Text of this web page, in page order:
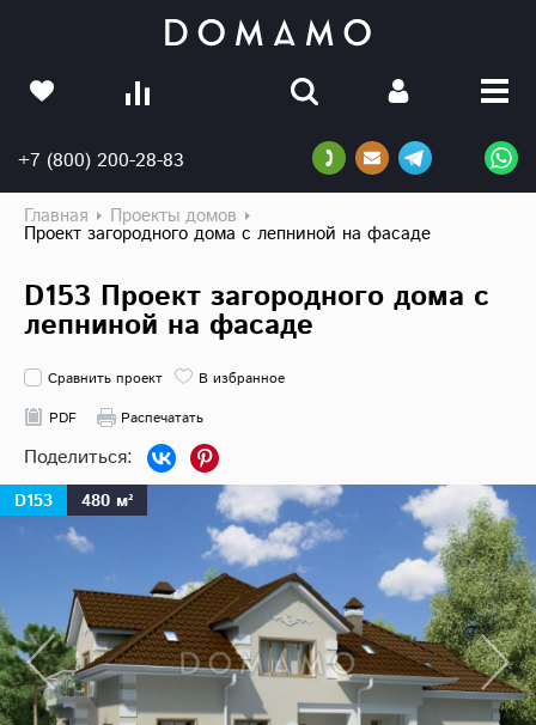
+7 (800) 200-28-83
Главная Проекты домов
Проект загородного дома с лепниной на фасаде
D153 Проект загородного дома с
лепниной на фасаде
Сравнить проект
В избранное
PDF
Распечатать
D153 480 м²